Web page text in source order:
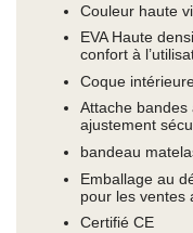
Couleur haute
EVA Haute
confort à
Coque
Attache
ajustement
bandeau
Emballage au
pour les ventes
Certifié CE